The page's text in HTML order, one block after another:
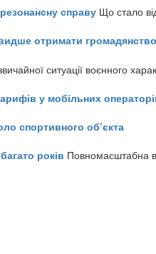
справу Що стало
отримати
ситуації воєнного
у мобільних
спортивного об’єкта
років Повномасштабна